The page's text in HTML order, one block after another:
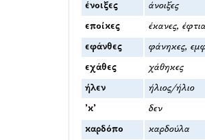
ένοιξες άνοιξες
εποίκες έκανες,
εφάνθες φάνηκες,
εχάθες χάθηκες
ήλεν ήλιος/ήλιο
’κ’ δεν
καρδόπο καρδούλα